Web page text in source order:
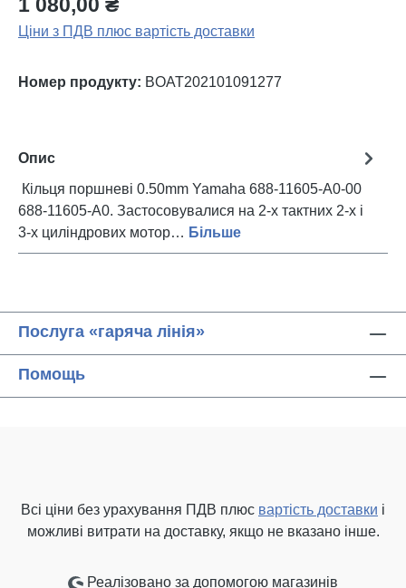
Ціни з ПДВ плюс вартість доставки
Номер продукту: BOAT202101091277
Опис
Кільця поршневі 0.50mm Yamaha 688-11605-A0-00
688-11605-A0. Застосовувалися на 2-х тактних 2-х і
3-х циліндрових мотор… Більше
Послуга «гаряча лінія»
Помощь
Всі ціни без урахування ПДВ плюс вартість доставки і
можливі витрати на доставку, якщо не вказано інше.
Реалізовано за допомогою магазинів